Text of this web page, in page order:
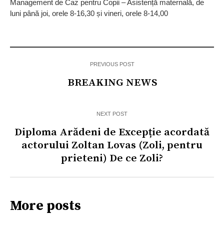
Management de Caz pentru Copii – Asistență maternală, de
luni până joi, orele 8-16,30 și vineri, orele 8-14,00
PREVIOUS POST
BREAKING NEWS
NEXT POST
Diploma Arădeni de Excepție acordată
actorului Zoltan Lovas (Zoli, pentru
prieteni) De ce Zoli?
More posts